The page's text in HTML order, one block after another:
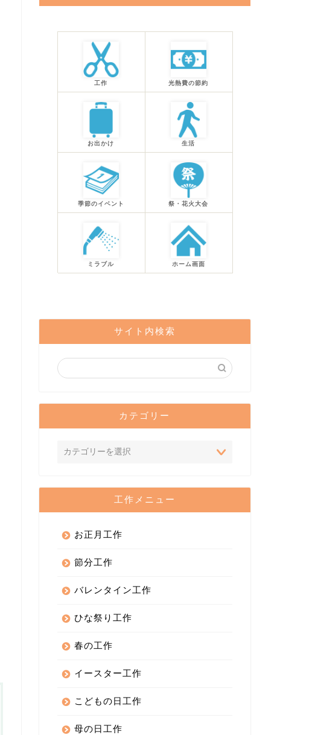
工作 光熱費の節約
お出かけ 生活
季節のイベント 祭・花火大会
ミラブル ホーム画面
サイト内検索
カテゴリー
工作メニュー
お正月工作
節分工作
バレンタイン工作
ひな祭り工作
春の工作
イースター工作
こどもの日工作
母の日工作